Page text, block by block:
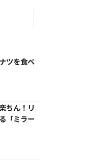
ツを食べ
ちん！リ
「ミラー